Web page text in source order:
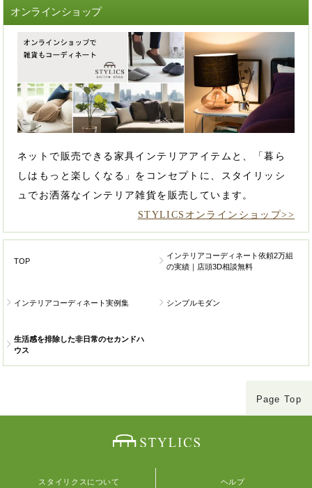
オンラインショップ
ネットで販売できる家具インテリアアイテムと、「暮ら
しはもっと楽しくなる」をコンセプトに、スタイリッシ
ュでお洒落なインテリア雑貨を販売しています。
STYLICSオンラインショップ>>
TOP
インテリアコーディネート依頼2万組
の実績｜店頭3D相談無料
インテリアコーディネート実例集 シンプルモダン
生活感を排除した非日常のセカンドハ
ウス
Page Top
スタイリクスについて ヘルプ